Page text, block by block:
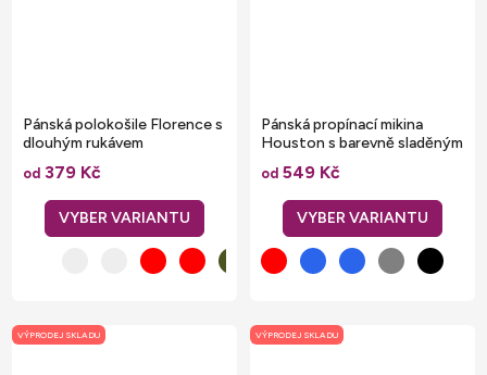
Pánská polokošile Florence s
dlouhým rukávem
od 379 Kč
Pánská propínací mikina
Houston s barevně sladěným
skrytým zipem
od 549 Kč
VÝPRODEJ SKLADU VÝPRODEJ SKLADU